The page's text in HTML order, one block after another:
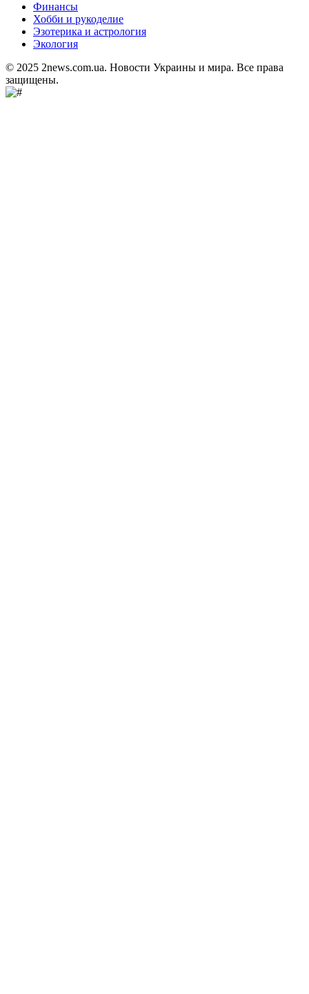
Финансы
Хобби и рукоделие
Эзотерика и астрология
Экология
© 2025 2news.com.ua. Новости Украины и мира. Все права
защищены.